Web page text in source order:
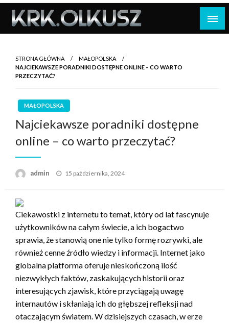
Skip
content
STRONA GŁÓWNA
MAŁOPOLSKA
NAJCIEKAWSZE PORADNIKI DOSTĘPNE ONLINE – CO WARTO
PRZECZYTAĆ?
MAŁOPOLSKA
Najciekawsze poradniki dostępne
online – co warto przeczytać?
admin
Opublikowane
15 października, 2024
Ciekawostki z internetu to temat, który od lat fascynuje
użytkowników na całym świecie, a ich bogactwo
sprawia, że stanowią one nie tylko formę rozrywki, ale
również cenne źródło wiedzy i informacji. Internet jako
globalna platforma oferuje nieskończoną ilość
niezwykłych faktów, zaskakujących historii oraz
interesujących zjawisk, które przyciągają uwagę
internautów i skłaniają ich do głębszej refleksji nad
otaczającym światem. W dzisiejszych czasach, w erze